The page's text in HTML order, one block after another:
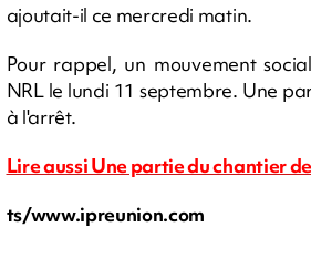
ajoutait-il ce mercredi matin.
Pour rappel, un mouvement
NRL le lundi 11 septembre. Une
à l'arrêt.
Lire aussi Une partie du chantier
ts/www.ipreunion.com